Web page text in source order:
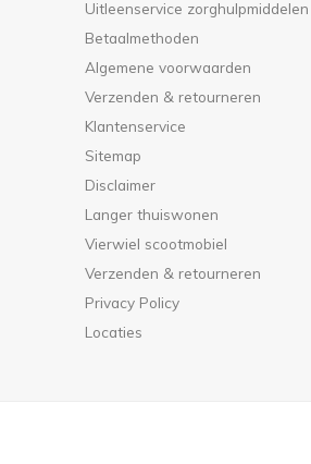
Uitleenservice zorghulpmiddelen
Betaalmethoden
Algemene voorwaarden
Verzenden & retourneren
Klantenservice
Sitemap
Disclaimer
Langer thuiswonen
Vierwiel scootmobiel
Verzenden & retourneren
Privacy Policy
Locaties